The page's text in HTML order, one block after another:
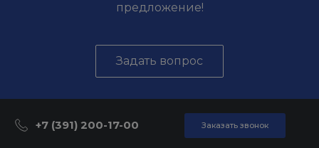
предложение!
Задать вопрос
+7 (391) 200-17-00 Заказать звонок